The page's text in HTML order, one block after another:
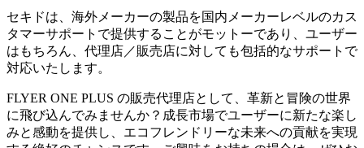
セキドは、海外メーカーの製品を国内メーカーレベルのカス
タマーサポートで提供することがモットーであり、ユーザー
はもちろん、代理店／販売店に対しても包括的なサポートで
対応いたします。
FLYER ONE PLUS の販売代理店として、革新と冒険の世界
に飛び込んでみませんか？成長市場でユーザーに新たな楽し
みと感動を提供し、エコフレンドリーな未来への貢献を実現